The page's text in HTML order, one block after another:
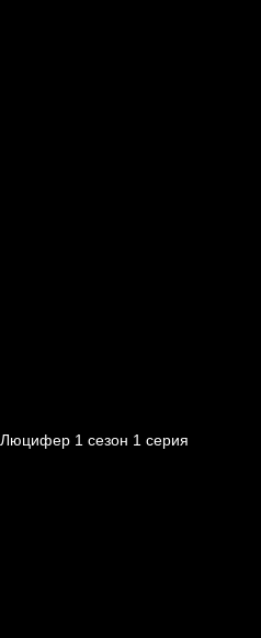
Люцифер 1 cезон 1 cерия